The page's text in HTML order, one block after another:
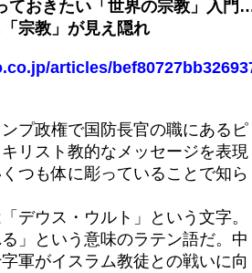
ておきたい「世界の宗教」入門
宗教」が見え隠れ
articles/
プ政権で国防長官の職にあるピ
リスト教的なメッセージを表現
つも体に彫っていることで知ら
デウス・ウルト」という文字。
る」という意味のラテン語だ。中
軍がイスラム教徒との戦いに向